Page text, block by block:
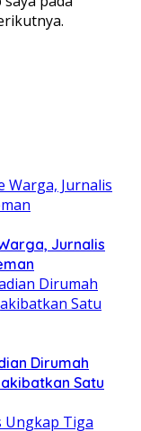
Jurnalis
Dirumah
Satu